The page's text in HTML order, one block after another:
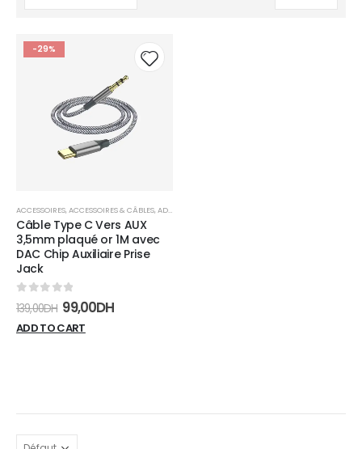
-29%
wishlist
ACCESSOIRES, ACCESSOIRES & CÂBLES, ADAPTATEURS
Câble Type C Vers AUX
3,5mm plaqué or 1M avec
DAC Chip Auxiliaire Prise
Jack
139,00DH 99,00DH
ADD TO CART